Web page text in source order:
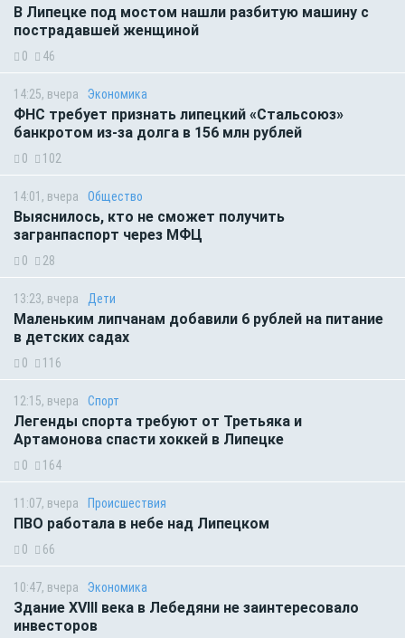
В Липецке под мостом нашли разбитую машину с
пострадавшей женщиной
0 46
14:25, вчера Экономика
ФНС требует признать липецкий «Стальсоюз»
банкротом из-за долга в 156 млн рублей
0 102
14:01, вчера Общество
Выяснилось, кто не сможет получить
загранпаспорт через МФЦ
0 28
13:23, вчера Дети
Маленьким липчанам добавили 6 рублей на питание
в детских садах
0 116
12:15, вчера Спорт
Легенды спорта требуют от Третьяка и
Артамонова спасти хоккей в Липецке
0 164
11:07, вчера Происшествия
ПВО работала в небе над Липецком
0 66
10:47, вчера Экономика
Здание XVIII века в Лебедяни не заинтересовало
инвесторов